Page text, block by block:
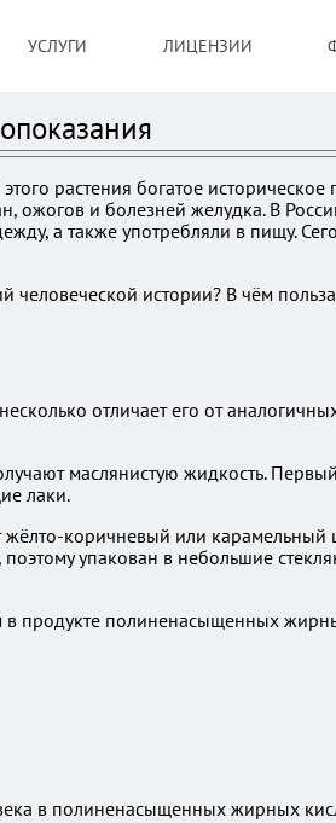
УСЛУГИ ЛИЦЕНЗИИ
растения богатое
ожогов и болезней желудка. В
а также употребляли в пищу.
человеческой истории? В чём
отличает его от
маслянистую жидкость.
лаки.
коричневый или карамельный
упакован в небольшие
продукте полиненасыщенных
в полиненасыщенных жирных